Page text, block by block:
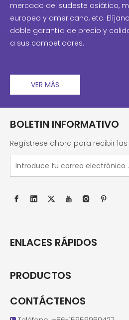
mercado del sudeste asiático,
europeo y americano, etc.
doble garantía de precio y
a sus competidores.
VER MÁS
BOLETIN INFORMATIVO
Regístrese ahora para recibir
ENLACES RÁPIDOS
PRODUCTOS
CONTÁCTENOS